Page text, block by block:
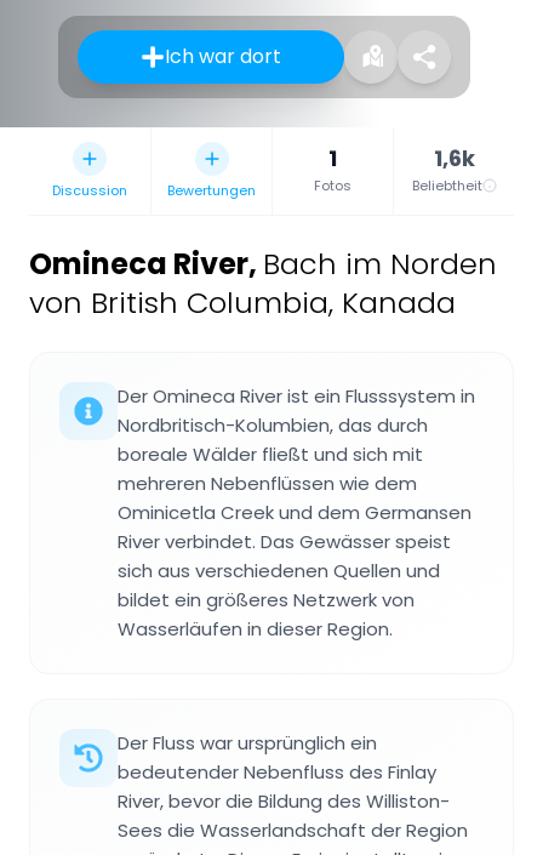
Ich war dort
Discussion Bewertungen
1
Fotos
1,6k
Beliebtheit
Omineca River, Bach im Norden
von British Columbia, Kanada
Der Omineca River ist ein Flusssystem in
Nordbritisch-Kolumbien, das durch
boreale Wälder fließt und sich mit
mehreren Nebenflüssen wie dem
Ominicetla Creek und dem Germansen
River verbindet. Das Gewässer speist
sich aus verschiedenen Quellen und
bildet ein größeres Netzwerk von
Wasserläufen in dieser Region.
Der Fluss war ursprünglich ein
bedeutender Nebenfluss des Finlay
River, bevor die Bildung des Williston-
Sees die Wasserlandschaft der Region